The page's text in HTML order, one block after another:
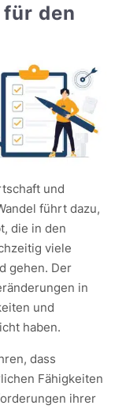
den
und
führt dazu,
die in den
viele
gehen. Der
in
und
haben.
dass
Fähigkeiten
ihrer